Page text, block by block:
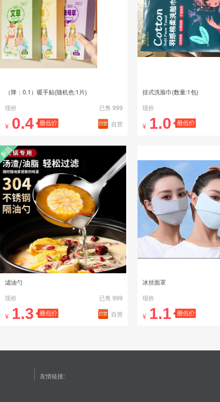
（降：0.1）暖手贴(随机色:1片)
现价
已售 999
¥ 0.4 自营
挂式洗脸巾(数量:1包)
现价
¥ 1.0
新品
滤油勺
现价
已售 999
¥ 1.3 自营
冰丝面罩
现价
¥ 1.1
友情链接: